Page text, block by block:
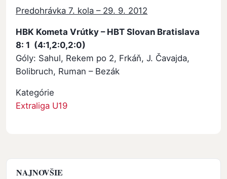
Predohrávka 7. kola – 29. 9. 2012
HBK Kometa Vrútky – HBT Slovan Bratislava
8: 1 (4:1,2:0,2:0)
Góly: Sahul, Rekem po 2, Frkáň, J. Čavajda,
Bolibruch, Ruman – Bezák
Kategórie
Extraliga U19
NAJNOVŠIE